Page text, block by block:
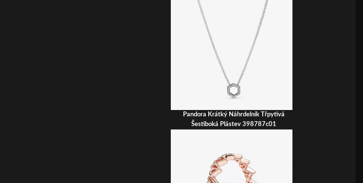
Pandora Krátký Náhrdelník Třpytivá
Šestiboká Plástev 398787c01